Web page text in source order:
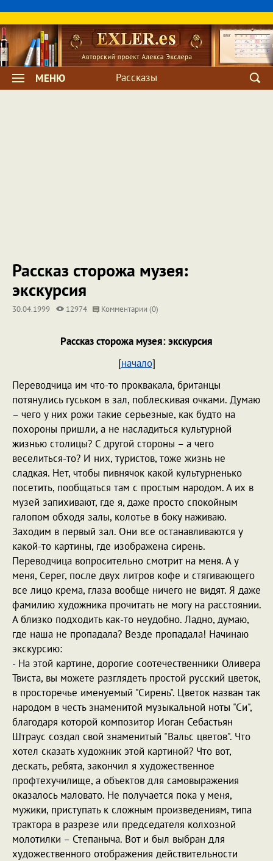
МЕНЮ Рассказы
Рассказ сторожа музея:
экскурсия
30.04.1999 12974 Комментарии (0)
Рассказ сторожа музея: экскурсия
[начало]
Переводчица им что-то проквакала, британцы
потянулись гуськом в зал, поблескивая очками. Думаю
– чего у них рожи такие серьезные, как будто на
похороны пришли, а не насладиться культурной
жизнью столицы? С другой стороны – а чего
веселиться-то? И них, туристов, тоже жизнь не
сладкая. Нет, чтобы пивнячок какой культурненько
посетить, пообщаться там с простым народом. А их в
музей запихивают, где я, даже просто спокойным
галопом обходя залы, колотье в боку наживаю.
Заходим в первый зал. Они все останавливаются у
какой-то картины, где изображена сирень.
Переводчица вопросительно смотрит на меня. А у
меня, Серег, после двух литров кофе и стягивающего
все лицо крема, глаза вообще ничего не видят. Я даже
фамилию художника прочитать не могу на расстоянии.
А близко подходить как-то неудобно. Ладно, думаю,
где наша не пропадала? Везде пропадала! Начинаю
экскурсию:
- На этой картине, дорогие соотечественники Оливера
Твиста, вы можете разглядеть простой русский цветок,
в просторечье именуемый "Сирень". Цветок назван так
народом в честь знаменитой музыкальной ноты "Си",
благодаря которой композитор Иоган Себастьян
Штраус создал свой знаменитый "Вальс цветов". Что
хотел сказать художник этой картиной? Что вот,
дескать, ребята, закончил я художественное
профтехучилище, а объектов для самовыражения
оказалось маловато. Не получается пока у меня,
мужики, приступать к сложным произведениям, типа
трактора в разрезе или председателя колхозной
молотилки – Степаныча. Вот и был выбран для
художественного отображения действительности